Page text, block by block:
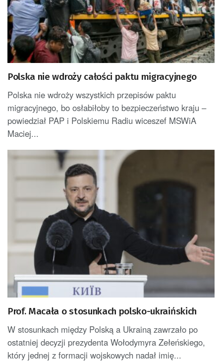
Polska nie wdroży całości paktu migracyjnego
Polska nie wdroży wszystkich przepisów paktu
migracyjnego, bo osłabiłoby to bezpieczeństwo kraju –
powiedział PAP i Polskiemu Radiu wiceszef MSWiA
Maciej...
Prof. Macała o stosunkach polsko-ukraińskich
W stosunkach między Polską a Ukrainą zawrzało po
ostatniej decyzji prezydenta Wołodymyra Zełeńskiego,
który jednej z formacji wojskowych nadał imię...